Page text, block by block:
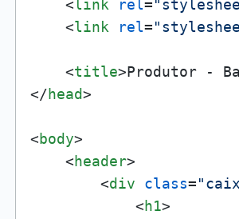
< link rel=
<link rel=
<title>Produtor -
</head>
<body>
<header>
<div class=
<h1>